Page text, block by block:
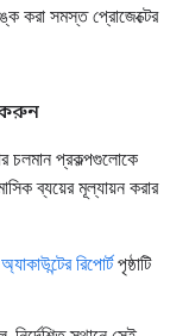
করা সমস্ত প্রোজেক্টের
করুন
চলমান প্রকল্পগুলোকে
ব্যয়ের মূল্যায়ন করার
রিপোর্টপৃষ্ঠাটি